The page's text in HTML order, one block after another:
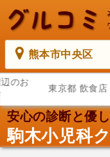
熊本市中央区
のお
東京都 飲食店
安心の診断と優
駒木小児科